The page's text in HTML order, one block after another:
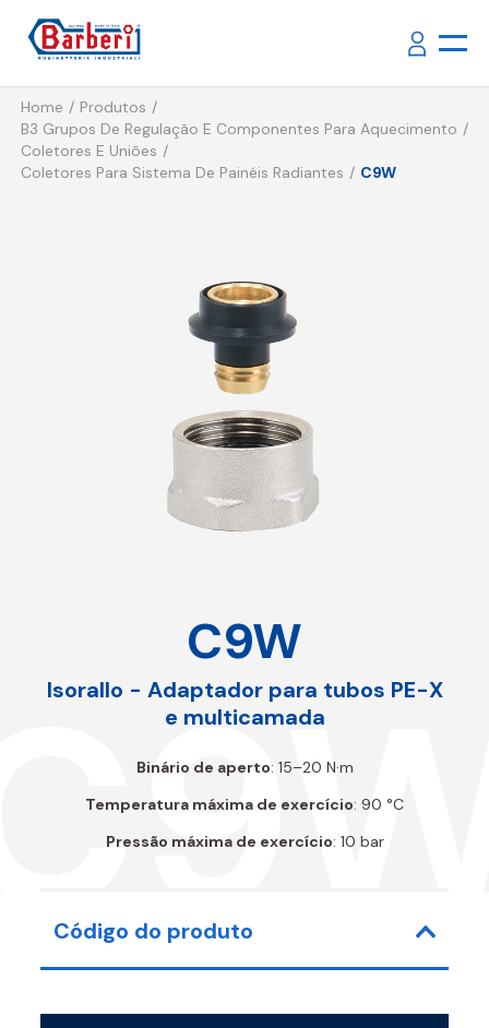
Home
Produtos
B3 Grupos De Regulação E Componentes Para Aquecimento
Coletores E Uniões
Coletores Para Sistema De Painéis Radiantes
C9W
C9W
Isorallo - Adaptador para tubos PE-X
e multicamada
Binário de aperto: 15–20 N·m
Temperatura máxima de exercício: 90 °C
Pressão máxima de exercício: 10 bar
Código do produto